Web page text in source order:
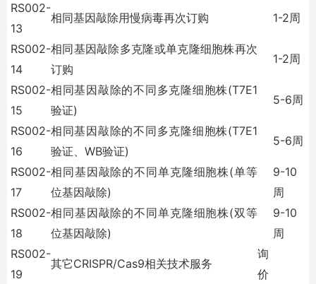
RS002-
13
相同基因敲除用慢病毒再次订购 1-2周
RS002-
14
相同基因敲除多克隆或单克隆细胞株再次
订购
1-2周
RS002-
15
相同基因敲除的不同多克隆细胞株(T7E1
验证)
5-6周
RS002-
16
相同基因敲除的不同多克隆细胞株(T7E1
验证、 WB验证)
5-6周
RS002-
17
相同基因敲除的不同单克隆细胞株(单等
位基因敲除)
9-10
周
RS002-
18
相同基因敲除的不同单克隆细胞株(双等
位基因敲除)
9-10
周
RS002-
19
其它CRISPR/Cas9相关技术服务
询
价